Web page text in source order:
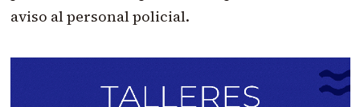
aviso al personal policial.